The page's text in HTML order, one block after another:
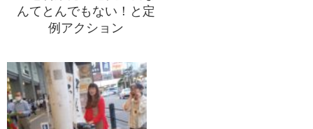
んてとんでもない！と定
例アクション